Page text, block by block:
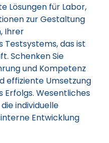
Lösungen für Labor,
zur Gestaltung
Ihrer
Testsystems, das ist
Schenken Sie
und Kompetenz
effiziente Umsetzung
Erfolgs. Wesentliches
individuelle
Entwicklung